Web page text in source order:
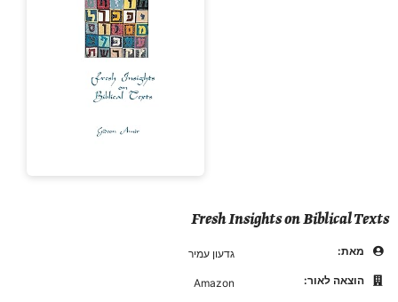
Fresh Insights on Biblical Texts
מאת:
גדעון עמיר
הוצאה לאור:
Amazon